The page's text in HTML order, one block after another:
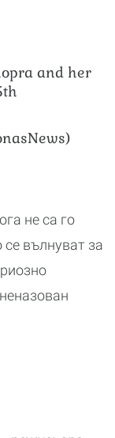
and her
не са го
вълнуват за